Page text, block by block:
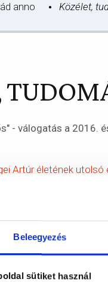
Beleegyezés
sütiket használ
anno Közélet,
- válogatás a 2016.
Artúr életének utolsó